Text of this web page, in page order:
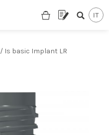
/ Is basic Implant LR